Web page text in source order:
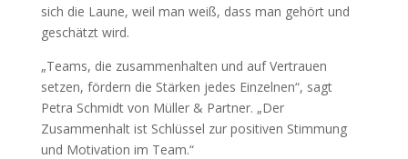
sich die Laune, weil man weiß, dass man gehört und
geschätzt wird.
„Teams, die zusammenhalten und auf Vertrauen
setzen, fördern die Stärken jedes Einzelnen“, sagt
Petra Schmidt von Müller & Partner. „Der
Zusammenhalt ist Schlüssel zur positiven Stimmung
und Motivation im Team.“